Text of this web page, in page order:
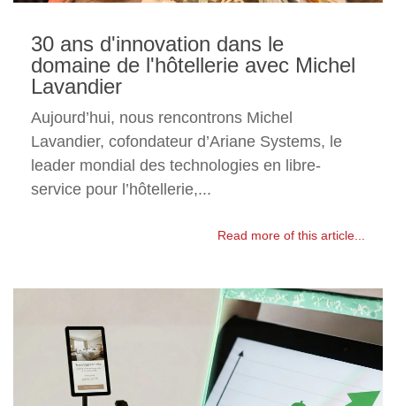
30 ans d'innovation dans le
domaine de l'hôtellerie avec Michel
Lavandier
Aujourd’hui, nous rencontrons Michel
Lavandier, cofondateur d’Ariane Systems, le
leader mondial des technologies en libre-
service pour l’hôtellerie,...
Read more of this article...